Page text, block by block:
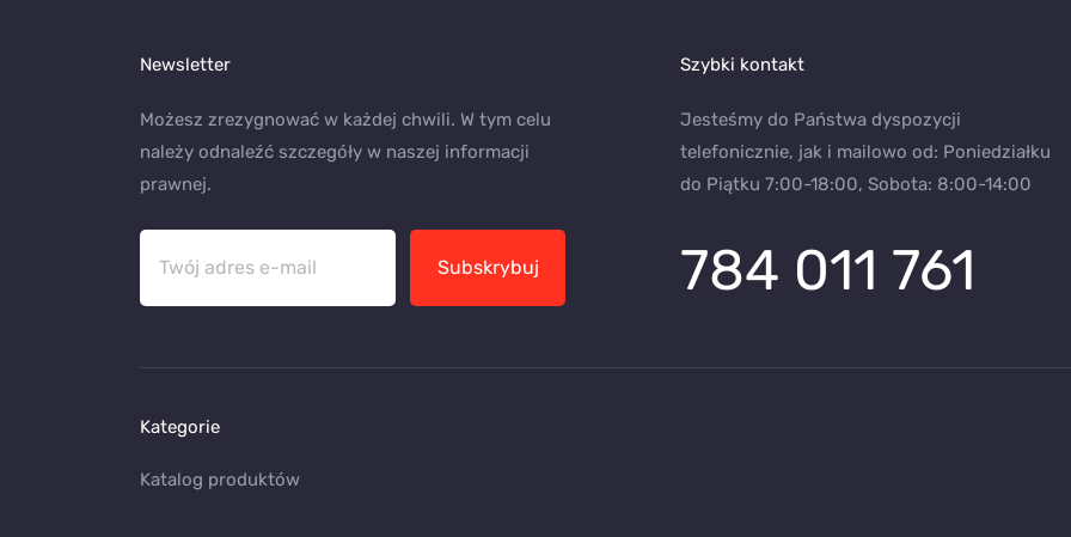
Newsletter
Możesz zrezygnować w każdej chwili. W tym celu
należy odnaleźć szczegóły w naszej informacji
prawnej.
Subskrybuj
Szybki kontakt
Jesteśmy do Państwa dyspozycji
telefonicznie, jak i mailowo od: Poniedziałku
do Piątku 7:00-18:00, Sobota: 8:00-14:00
784 011 761
Kategorie
Katalog produktów